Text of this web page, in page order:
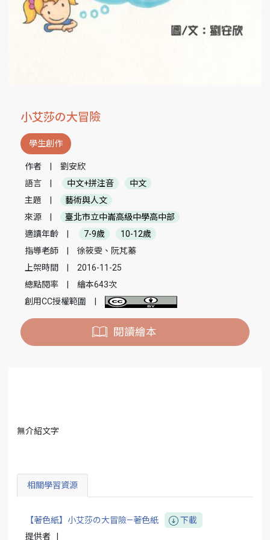
小艾莎の大冒險
學生創作
作者
劉安欣
語言
中文+拼注音
中文
主題
藝術與人文
來源
臺北市立中崙高級中學高中部
適讀年齡
7-9歲
10-12歲
指導老師
徐筱雯、阮芃蓁
上架時間
2016-11-25
總點閱率
繪本643次
創用CC授權範圍
閱讀繪本
無介紹文字
相關學習資源
【著色紙】小艾莎の大冒險—著色紙
下載
提供者